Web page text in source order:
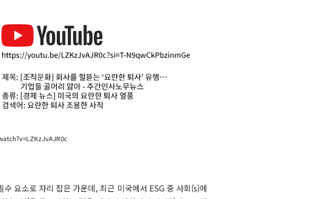
요소로 자리 잡은 가운데, 최근 미국에서 ESG 중 사회(s)에